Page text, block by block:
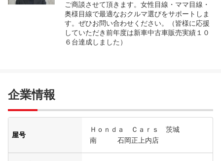
ご商談させて頂きます。女性目線・ママ目線・
奥様目線で最適なおクルマ選びをサポートしま
す。ぜひお問い合わせください。（皆様に応援
していただき前年度は新車中古車販売実績１０
６台達成しました）
企業情報
屋号
Ｈｏｎｄａ Ｃａｒｓ 茨城
南 石岡正上内店